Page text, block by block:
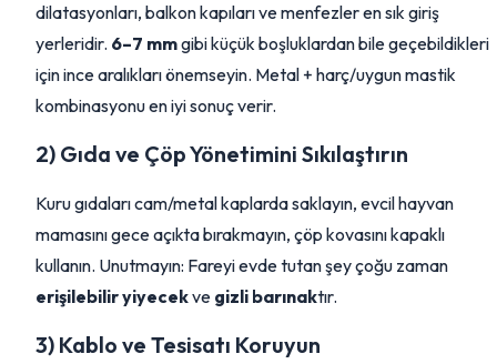
dilatasyonları, balkon kapıları ve menfezler en sık giriş
yerleridir. 6–7 mmgibi küçük boşluklardan bile geçebildikleri
için ince aralıkları önemseyin. Metal + harç/uygun mastik
kombinasyonu en iyi sonuç verir.
2) Gıda ve Çöp Yönetimini Sıkılaştırın
Kuru gıdaları cam/metal kaplarda saklayın, evcil hayvan
mamasını gece açıkta bırakmayın, çöp kovasını kapaklı
kullanın. Unutmayın: Fareyi evde tutan şey çoğu zaman
erişilebilir yiyecekve gizli barınaktır.
3) Kablo ve Tesisatı Koruyun